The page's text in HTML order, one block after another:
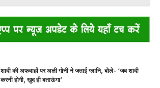
शादी की अफवाहों पर अली गोनी ने जताई ग्लानि, बोले- ‘जब शादी
करनी होगी, खुद ही बताऊंगा’